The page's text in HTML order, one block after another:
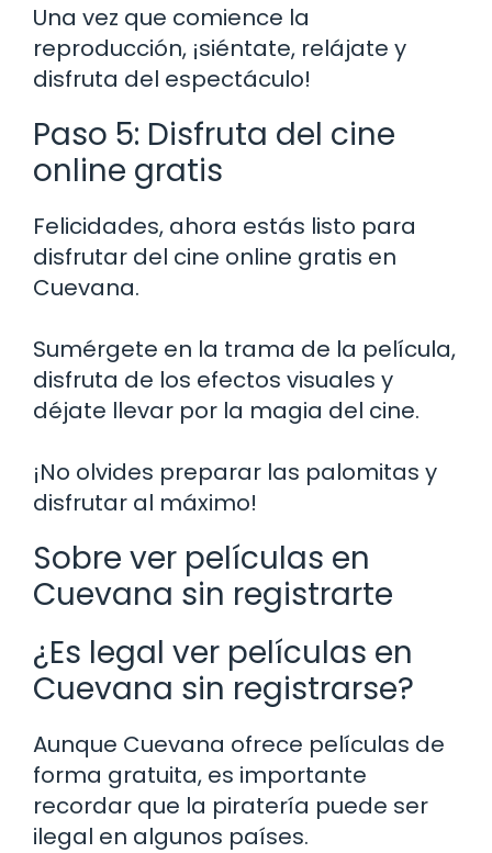
Una vez que comience la
reproducción, ¡siéntate, relájate y
disfruta del espectáculo!
Paso 5: Disfruta del cine
online gratis
Felicidades, ahora estás listo para
disfrutar del cine online gratis en
Cuevana.
Sumérgete en la trama de la película,
disfruta de los efectos visuales y
déjate llevar por la magia del cine.
¡No olvides preparar las palomitas y
disfrutar al máximo!
Sobre ver películas en
Cuevana sin registrarte
¿Es legal ver películas en
Cuevana sin registrarse?
Aunque Cuevana ofrece películas de
forma gratuita, es importante
recordar que la piratería puede ser
ilegal en algunos países.